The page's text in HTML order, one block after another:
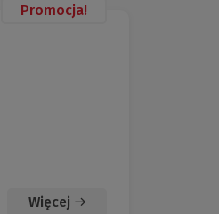
Promocja!
Więcej